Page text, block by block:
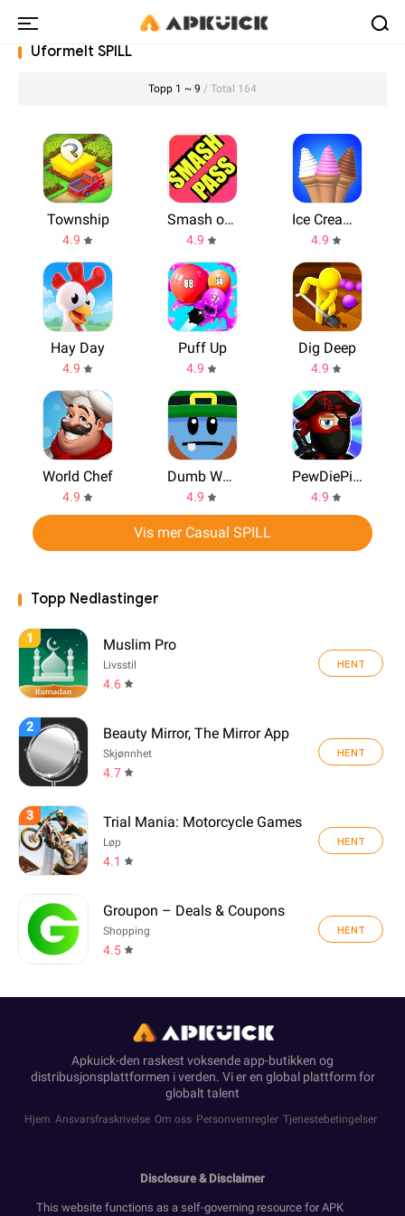
Uformelt SPILL
Topp 1 ~ 9 / Total 164
Township
4.9
Smash or Pass
4.9
Ice Cream Inc.
4.9
Hay Day
4.9
Puff Up
4.9
Dig Deep
4.9
World Chef
4.9
Dumb Ways to Die 2
4.9
PewDiePie's Tuber Simulator
4.9
Vis mer Casual SPILL
Topp Nedlastinger
1 Muslim Pro
Livsstil
4.6
HENT
2 Beauty Mirror, The Mirror App
Skjønnhet
4.7
HENT
3 Trial Mania: Motorcycle Games
Løp
4.1
HENT
Groupon – Deals & Coupons
Shopping
4.5
HENT
Apkuick-den raskest voksende app-butikken og
distribusjonsplattformen i verden. Vi er en global plattform for
globalt talent
Hjem Ansvarsfraskrivelse Om oss Personvernregler Tjenestebetingelser
Disclosure & Disclaimer
This website functions as a self-governing resource for APK